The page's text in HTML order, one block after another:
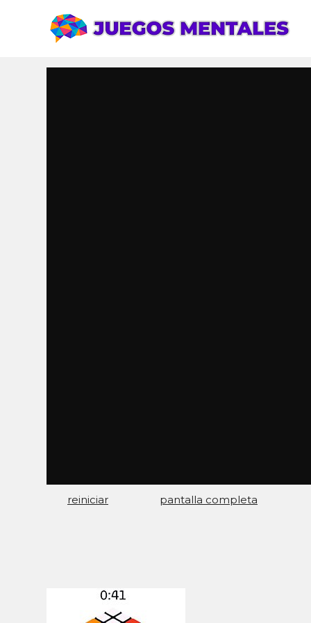
reiniciar pantalla completa